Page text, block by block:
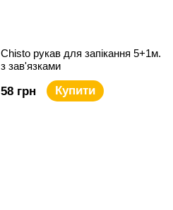
Chisto рукав для запікання 5+1м.
з зав'язками
58 грн Купити